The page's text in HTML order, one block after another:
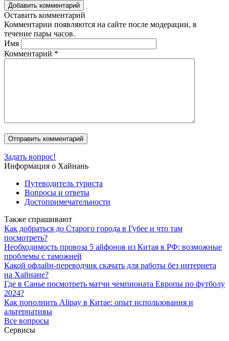
Добавить комментарий
Оставить комментарий
Комментарии появляются на сайте после модерации, в
течение пары часов.
Имя
Комментарий *
Задать вопрос!
Информация о Хайнань
Путеводитель туриста
Вопросы и ответы
Достопримечательности
Также спрашивают
Как добраться до Старого города в Губее и что там
посмотреть?
Необходимость провоза 5 айфонов из Китая в РФ: возможные
проблемы с таможней
Какой офлайн-переводчик скачать для работы без интернета
на Хайнане?
Где в Санье посмотреть матчи чемпионата Европы по футболу
2024?
Как пополнить Alipay в Китае: опыт использования и
альтернативы
Все вопросы
Сервисы